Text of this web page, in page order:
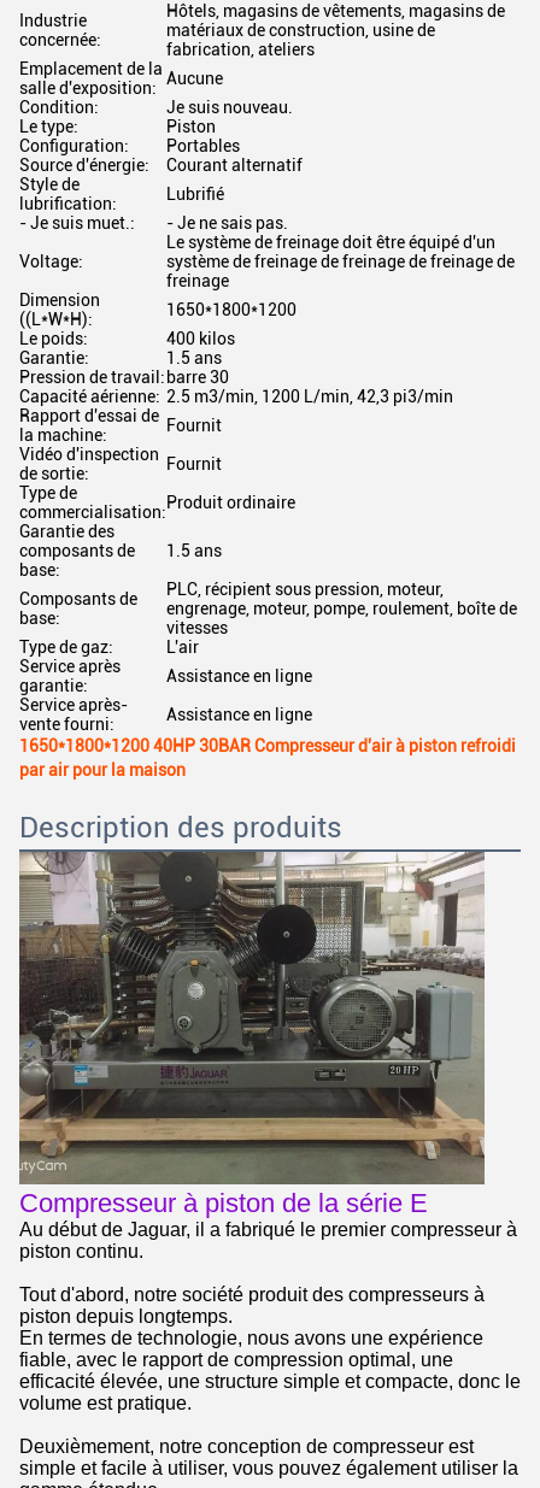
Industrie
concernée:
Hôtels, magasins de vêtements, magasins de
matériaux de construction, usine de
fabrication, ateliers
Emplacement de la
salle d'exposition: Aucune
Condition:
Je suis nouveau.
Le type:
Piston
Configuration:
Portables
Source d'énergie:
Courant alternatif
Style de
lubrification:
Lubrifié
- Je suis muet.:
- Je ne sais pas.
Voltage:
Le système de freinage doit être équipé d'un
système de freinage de freinage de freinage de
freinage
Dimension
((L*W*H):
1650*1800*1200
Le poids:
400 kilos
Garantie:
1.5 ans
Pression de travail: barre 30
Capacité aérienne: 2.5 m3/min, 1200 L/min, 42,3 pi3/min
Rapport d'essai de
la machine:
Fournit
Vidéo d'inspection
de sortie:
Fournit
Type de
commercialisation:Produit ordinaire
Garantie des
composants de
base:
1.5 ans
Composants de
base:
PLC, récipient sous pression, moteur,
engrenage, moteur, pompe, roulement, boîte de
vitesses
Type de gaz:
L'air
Service après
garantie:
Assistance en ligne
Service après-
vente fourni:
Assistance en ligne
1650*1800*1200 40HP 30BAR Compresseur d'air à piston refroidi
par air pour la maison
Description des produits
Compresseur à piston de la série E
Au début de Jaguar, il a fabriqué le premier compresseur à
piston continu.
Tout d'abord, notre société produit des compresseurs à
piston depuis longtemps.
En termes de technologie, nous avons une expérience
fiable, avec le rapport de compression optimal, une
efficacité élevée, une structure simple et compacte, donc le
volume est pratique.
Deuxièmement, notre conception de compresseur est
simple et facile à utiliser, vous pouvez également utiliser la